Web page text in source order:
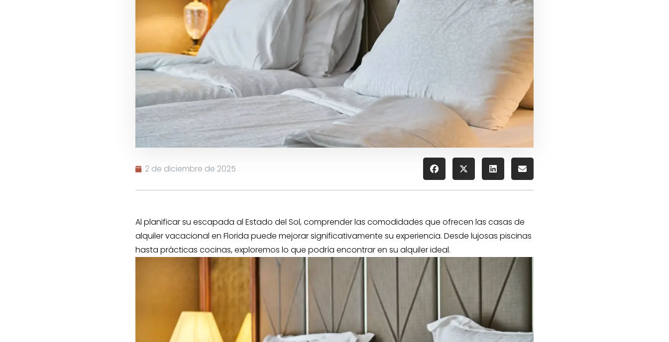
2 de diciembre de 2025
Al planificar su escapada al Estado del Sol, comprender las comodidades que ofrecen las casas de
alquiler vacacional en Florida puede mejorar significativamente su experiencia. Desde lujosas piscinas
hasta prácticas cocinas, exploremos lo que podría encontrar en su alquiler ideal.